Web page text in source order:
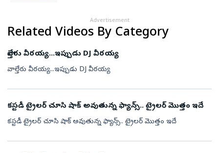
Advertisement
Related Videos By Category
వాల్తేరు వీరయ్య...ఇప్పుడు DJ వీరయ్య
వాల్తేరు వీరయ్య...ఇప్పుడు DJ వీరయ్య
కస్టడీ ట్రైలర్ చూసి షాక్ అవుతున్న ఫ్యాన్స్.. ట్రైలర్ మొత్తం ఇదే
కస్టడీ ట్రైలర్ చూసి షాక్ అవుతున్న ఫ్యాన్స్.. ట్రైలర్ మొత్తం ఇదే